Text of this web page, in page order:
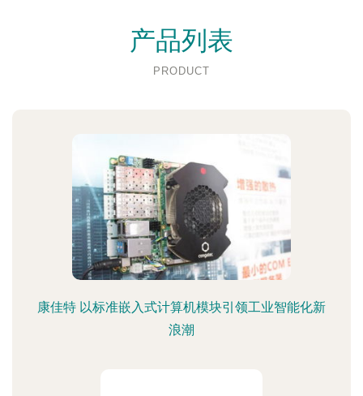
产品列表
PRODUCT
康佳特 以标准嵌入式计算机模块引领工业智能化新
浪潮